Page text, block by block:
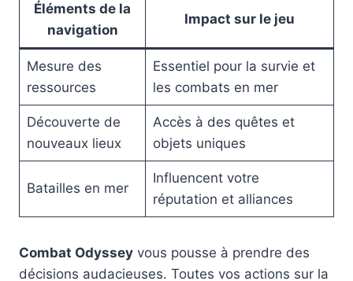
Éléments de la
navigation
Impact sur le jeu
Mesure des
ressources
Essentiel pour la survie et
les combats en mer
Découverte de
nouveaux lieux
Accès à des quêtes et
objets uniques
Batailles en mer
Influencent votre
réputation et alliances
Combat Odyssey vous pousse à prendre des
décisions audacieuses. Toutes vos actions sur la